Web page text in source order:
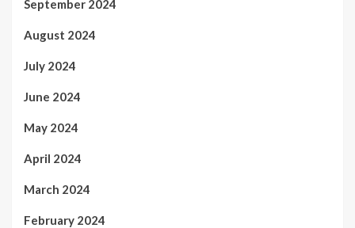
September 2024
August 2024
July 2024
June 2024
May 2024
April 2024
March 2024
February 2024